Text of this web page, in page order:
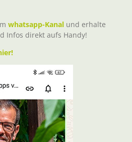
whatsapp-Kanal und erhalte
Infos direkt aufs Handy!